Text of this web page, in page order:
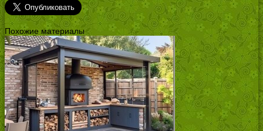
Похожие материалы